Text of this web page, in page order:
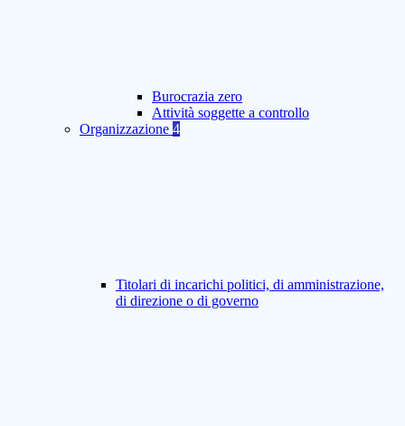
Burocrazia zero
Attività soggette a controllo
Organizzazione 4
Titolari di incarichi politici, di amministrazione,
di direzione o di governo